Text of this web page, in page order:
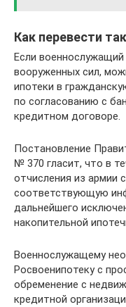
Как перевести
Если военнослужащий
вооруженных сил,
ипотеки в
по согласованию с
кредитном договоре.
Постановление
№ 370 гласит, что в
отчисления из армии
соответствующую
дальнейшего
накопительной
Военнослужащему
Росвоенипотеку с
обременение с
кредитной